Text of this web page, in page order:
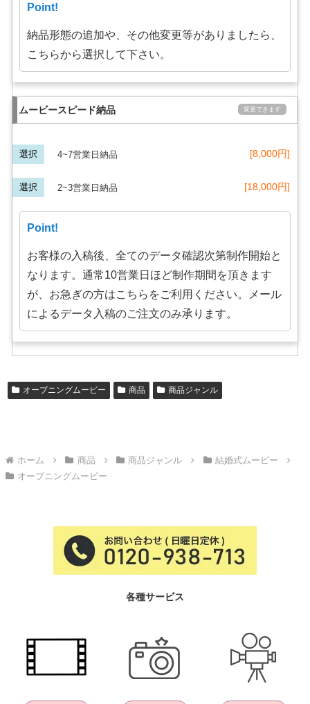
Point!
納品形態の追加や、その他変更等がありましたら、
こちらから選択して下さい。
ムービースピード納品 変更できます
4~7営業日納品 [8,000円]
2~3営業日納品 [18,000円]
Point!
お客様の入稿後、全てのデータ確認次第制作開始と
なります。通常10営業日ほど制作期間を頂きます
が、お急ぎの方はこちらをご利用ください。メール
によるデータ入稿のご注文のみ承ります。
オープニングムービー 商品 商品ジャンル
ホーム 商品 商品ジャンル
結婚式ムービー
オープニングムービー
各種サービス